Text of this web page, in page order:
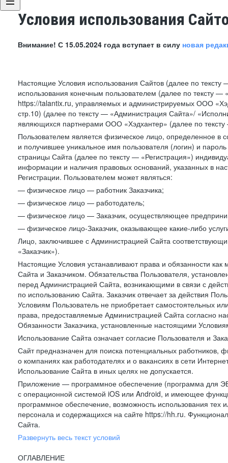
Условия использования
Внимание! С 15.05.2024 года вступает в силу новая
Настоящие Условия использования Сайтов (далее по
использования конечным пользователем (далее по тексту
https://talantix.ru, управляемых и администрируемых ООО
стр.10) (далее по тексту — «Администрация Сайта»/
являющихся партнерами ООО «Хэдхантер» (далее по
Пользователем является физическое лицо, определенное в
и получившее уникальное имя пользователя (логин) и
страницы Сайта (далее по тексту — «Регистрация»)
информации и наличия правовых оснований, указанных в
Регистрации. Пользователем может являться:
— физическое лицо — работник Заказчика;
— физическое лицо — работодатель;
— физическое лицо — Заказчик, осуществляющее
— физическое лицо-Заказчик, оказывающее какие-либо
Лицо, заключившее с Администрацией Сайта
«Заказчик»).
Настоящие Условия устанавливают права и обязанности
Сайта и Заказчиком. Обязательства Пользователя,
перед Администрацией Сайта, возникающими в связи с
по использованию Сайта. Заказчик отвечает за действия
Условиям Пользователь не приобретает самостоятельных
права, предоставляемые Администрацией Сайта согласно
Обязанности Заказчика, установленные настоящими
Использование Сайта означает согласие Пользователя и
Сайт предназначен для поиска потенциальных
о компаниях как работодателях и о вакансиях в сети
Использование Сайта в иных целях не допускается.
Приложение — программное обеспечение (программа для
с операционной системой iOS или Android, и имеющее
программное обеспечение, возможность использования
персонала и содержащихся на сайте https://hh.ru.
Сайта.
Развернуть весь текст условий
ОГЛАВЛЕНИЕ